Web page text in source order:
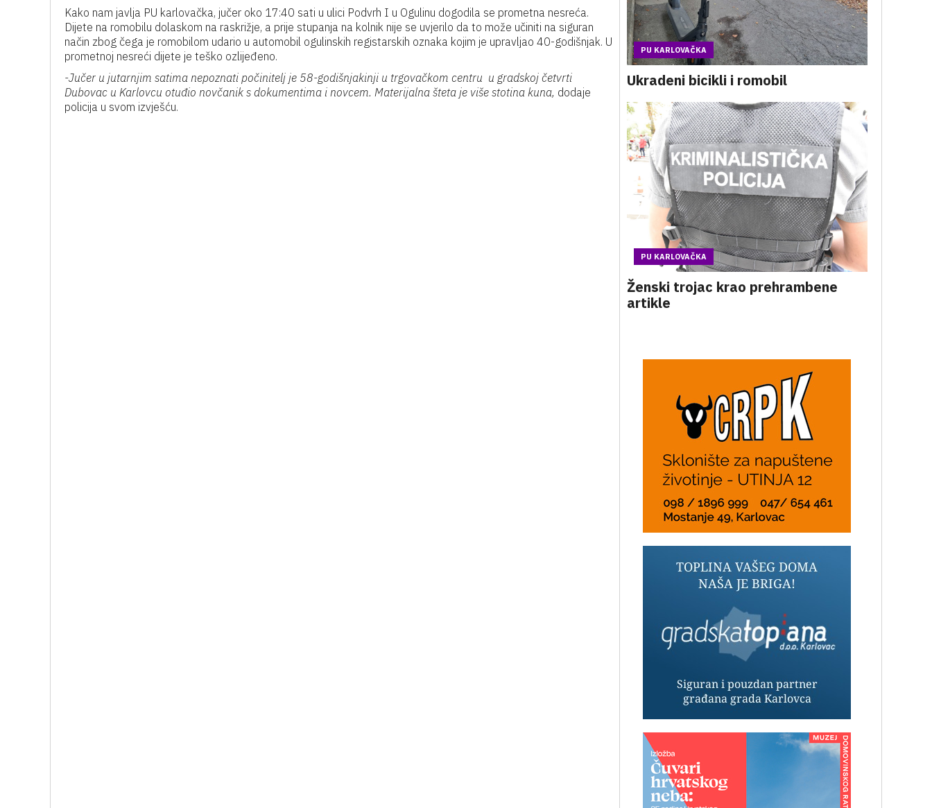
Kako nam javlja PU karlovačka, jučer oko 17:40 sati u ulici Podvrh I u Ogulinu dogodila se prometna nesreća.
Dijete na romobilu dolaskom na raskrižje, a prije stupanja na kolnik nije se uvjerilo da to može učiniti na siguran
način zbog čega je romobilom udario u automobil ogulinskih registarskih oznaka kojim je upravljao 40-godišnjak. U
prometnoj nesreći dijete je teško ozlijeđeno.
-Jučer u jutarnjim satima nepoznati počinitelj je 58-godišnjakinji u trgovačkom centru u gradskoj četvrti
Dubovac u Karlovcu otuđio novčanik s dokumentima i novcem. Materijalna šteta je više stotina kuna, dodaje
policija u svom izvješću.
PU KARLOVAČKA
Ukradeni bicikli i romobil
PU KARLOVAČKA
Ženski trojac krao prehrambene
artikle